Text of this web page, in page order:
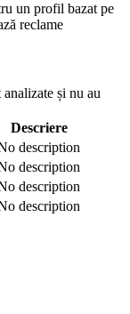
un profil bazat pe
reclame
și nu au
Descriere
description
description
description
description